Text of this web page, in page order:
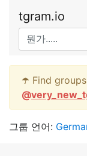
tgram.io
☂️ Find
@
그룹 언어: